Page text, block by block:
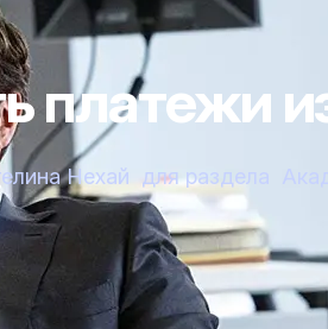
платежи
Нехай для раздела